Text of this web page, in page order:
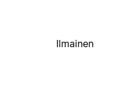
Ilmainen